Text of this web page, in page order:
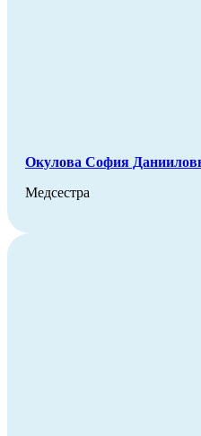
Окулова София
Медсестра